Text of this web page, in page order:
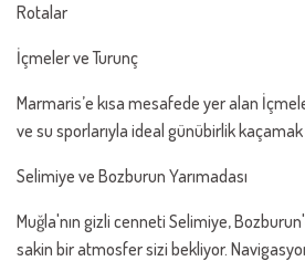
Rotalar
İçmeler ve Turunç
Marmaris’e kısa mesafede yer alan
ve su sporlarıyla ideal günübirlik kaçamak
Selimiye ve Bozburun Yarımadası
Muğla'nın gizli cenneti Selimiye,
sakin bir atmosfer sizi bekliyor.